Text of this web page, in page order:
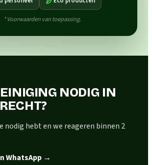
* Voorwaarden van toepassing.
NODIG IN
nodig hebt en we reageren binnen 2
WhatsApp →